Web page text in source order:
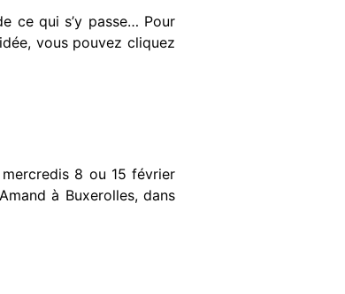
ce qui s’y passe… Pour
vous pouvez cliquez
mercredis 8 ou 15 février
à Buxerolles, dans